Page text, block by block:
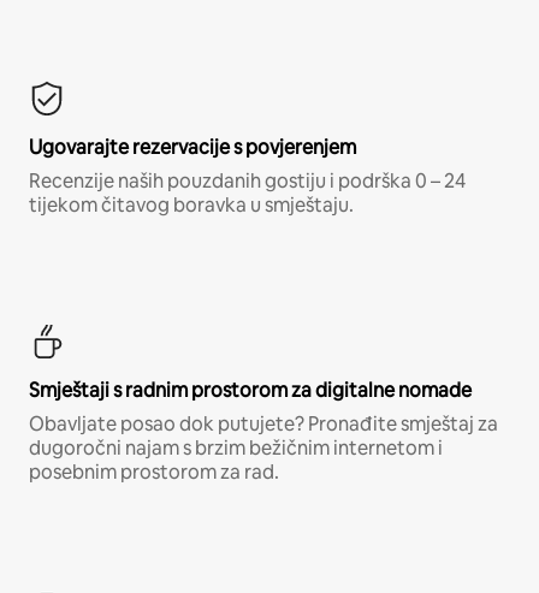
Ugovarajte rezervacije s povjerenjem
Recenzije naših pouzdanih gostiju i podrška 0 – 24
tijekom čitavog boravka u smještaju.
Smještaji s radnim prostorom za digitalne nomade
Obavljate posao dok putujete? Pronađite smještaj za
dugoročni najam s brzim bežičnim internetom i
posebnim prostorom za rad.